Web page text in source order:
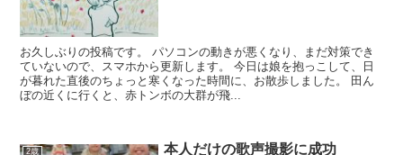
お久しぶりの投稿です。 パソコンの動きが悪くなり、まだ対策でき
ていないので、スマホから更新します。 今日は娘を抱っこして、日
が暮れた直後のちょっと寒くなった時間に、お散歩しました。 田ん
ぼの近くに行くと、赤トンボの大群が飛...
2歳 本人だけの歌声撮影に成功